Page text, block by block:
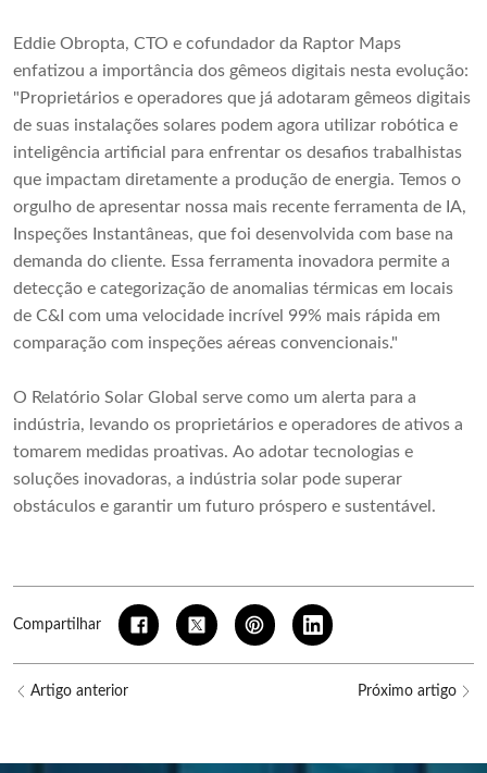
Eddie Obropta, CTO e cofundador da Raptor Maps
enfatizou a importância dos gêmeos digitais nesta evolução:
"Proprietários e operadores que já adotaram gêmeos digitais
de suas instalações solares podem agora utilizar robótica e
inteligência artificial para enfrentar os desafios trabalhistas
que impactam diretamente a produção de energia. Temos o
orgulho de apresentar nossa mais recente ferramenta de IA,
Inspeções Instantâneas, que foi desenvolvida com base na
demanda do cliente. Essa ferramenta inovadora permite a
detecção e categorização de anomalias térmicas em locais
de C&I com uma velocidade incrível 99% mais rápida em
comparação com inspeções aéreas convencionais."
O Relatório Solar Global serve como um alerta para a
indústria, levando os proprietários e operadores de ativos a
tomarem medidas proativas. Ao adotar tecnologias e
soluções inovadoras, a indústria solar pode superar
obstáculos e garantir um futuro próspero e sustentável.
Compartilhar
Artigo anterior Próximo artigo